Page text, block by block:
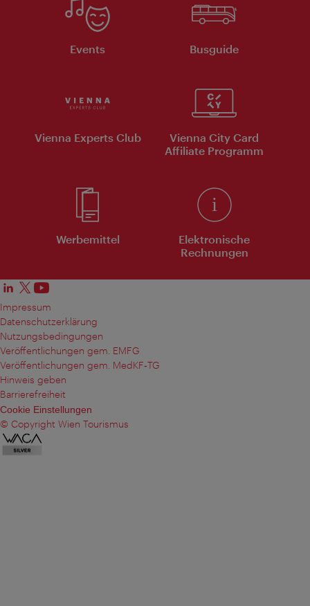
Events Busguide
Vienna Experts Club
Vienna City Card
Affiliate Programm
Werbemittel
Elektronische
Rechnungen
Impressum
Datenschutzerklärung
Nutzungsbedingungen
Veröffentlichungen gem. EMFG
Veröffentlichungen gem. MedKF‑TG
Hinweis geben
Barrierefreiheit
Cookie Einstellungen
© Copyright Wien Tourismus